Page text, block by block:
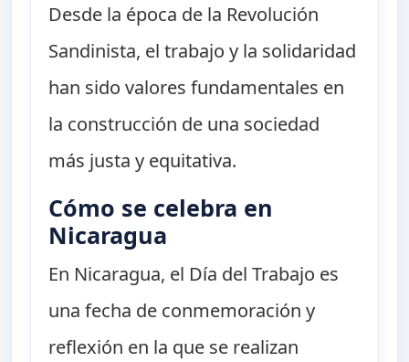
Desde la época de la Revolución
Sandinista, el trabajo y la solidaridad
han sido valores fundamentales en
la construcción de una sociedad
más justa y equitativa.
Cómo se celebra en
Nicaragua
En Nicaragua, el Día del Trabajo es
una fecha de conmemoración y
reflexión en la que se realizan